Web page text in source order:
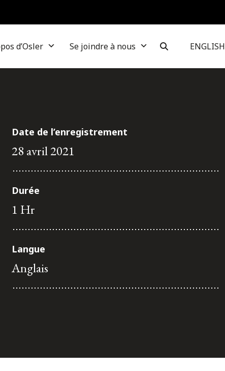
d’Osler Se joindre à nous ENGLISH
Date de l’enregistrement
28 avril 2021
Durée
1 Hr
Langue
Anglais